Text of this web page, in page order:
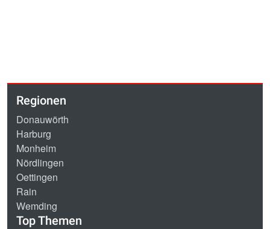
Regionen
Donauwörth
Harburg
Monheim
Nördlingen
Oettingen
Rain
Wemding
Top Themen